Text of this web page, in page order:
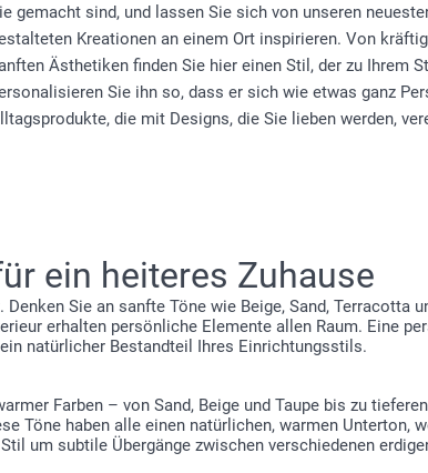
gemacht sind, und lassen Sie sich von unseren
Kreationen an einem Ort inspirieren. Von
Ästhetiken finden Sie hier einen Stil, der zu Ihrem
Sie ihn so, dass er sich wie etwas ganz
die mit Designs, die Sie lieben werden,
ein heiteres Zuhause
Sie an sanfte Töne wie Beige, Sand, Terracotta
erhalten persönliche Elemente allen Raum. Eine
natürlicher Bestandteil Ihres Einrichtungsstils.
Farben – von Sand, Beige und Taupe bis zu
Töne haben alle einen natürlichen, warmen Unterton,
um subtile Übergänge zwischen verschiedenen